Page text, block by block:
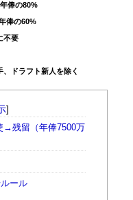
俸の80%
俸の60%
不要
ドラフト新人を除く
]
→残留（年俸7500万
ール